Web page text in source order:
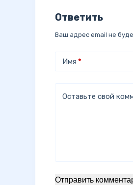
Ответить
Ваш адрес email не
Имя *
Оставьте свой
Отправить